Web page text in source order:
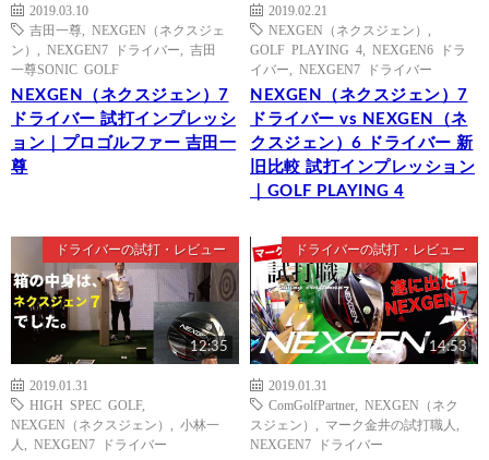
2019.03.10
吉田一尊
NEXGEN（ネクスジェ
ン）
NEXGEN7 ドライバー
吉田
一尊SONIC GOLF
NEXGEN（ネクスジェン）7
ドライバー 試打インプレッシ
ョン｜プロゴルファー 吉田一
尊
2019.02.21
NEXGEN（ネクスジェン）
GOLF PLAYING 4
NEXGEN6 ドラ
イバー
NEXGEN7 ドライバー
NEXGEN（ネクスジェン）7
ドライバー vs NEXGEN（ネ
クスジェン）6 ドライバー 新
旧比較 試打インプレッション
｜GOLF PLAYING 4
ドライバーの試打・レビュー
12:35
2019.01.31
HIGH SPEC GOLF,
NEXGEN（ネクスジェン）
小林一
人
NEXGEN7 ドライバー
ドライバーの試打・レビュー
14:53
2019.01.31
ComGolfPartner
NEXGEN（ネク
スジェン）
マーク金井の試打職人
NEXGEN7 ドライバー